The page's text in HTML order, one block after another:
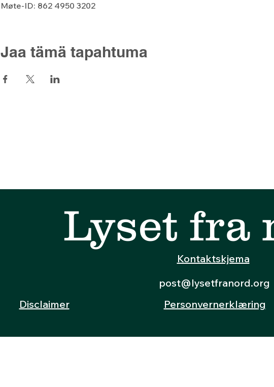
Møte-ID: 862 4950 3202
Jaa tämä tapahtuma
Lyset fra
Kontaktskjema
post@lysetfranord.org
Disclaimer
Personvernerklæring